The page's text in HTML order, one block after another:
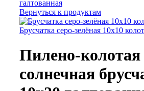
галтованная
Вернуться к продуктам
Брусчатка серо-зелёная 10х10
Пилено-колотая
солнечная